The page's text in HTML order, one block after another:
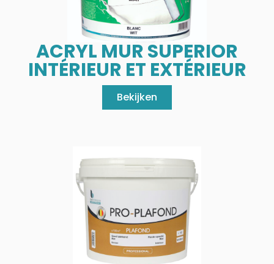
ACRYL MUR SUPERIOR
INTÉRIEUR ET EXTÉRIEUR
Bekijken